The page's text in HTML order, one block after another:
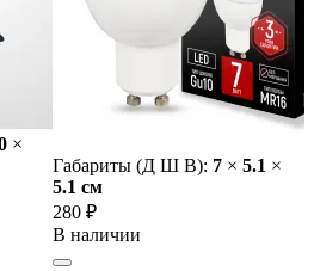
×
Габариты (Д Ш В): 7 × 5.1 ×
5.1 cм
280 ₽
В наличии